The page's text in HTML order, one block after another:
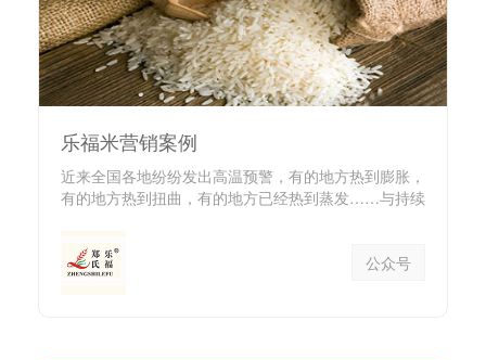
乐福米营销案例
近来全国各地纷纷发出高温预警，有的地方热到膨胀，
有的地方热到扭曲，有的地方已经热到蒸发……与持续
公众号